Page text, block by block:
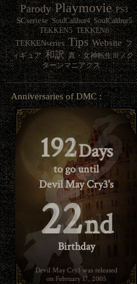
Parody Playmovie PS3
SCseriese SoulCalibur4 SoulCalibur5
TEKKEN5 TEKKEN6
TEKKENseries Tips Website フ
ィギュア 和訳 真・女神転生Ⅲノク
ターンマニアクス
Anniversaries of DMC :
192Days
to go until
Devil May Cry3's
22nd
Birthday
Devil May Cry3 was released
on February 17, 2005